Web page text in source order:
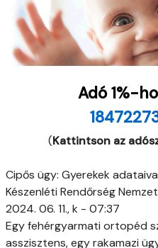
Adó 1%-
(Kattintson az
Cipős ügy: Gyerekek
Készenléti Rendőrség
2024. 06. 11., k - 07:37
Egy fehérgyarmati ortopéd
asszisztens, egy rakamazi